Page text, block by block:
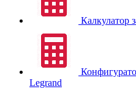
Калкулатор
Legrand